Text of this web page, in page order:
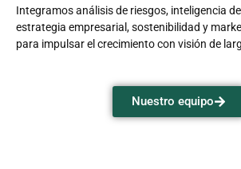
Integramos análisis de riesgos, inteligencia
estrategia empresarial, sostenibilidad y
para impulsar el crecimiento con visión de
Nuestro equipo